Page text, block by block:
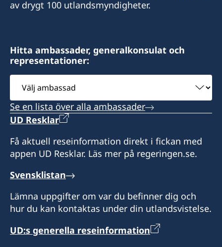
La Rioja 355
Honorärkonsul
Mónica Erasmie
E-post:
Adress:
Gobernador Paz 1569
V9410BBE Ushuaia, Tierra del Fuego
Argentina
Vänligen boka tid via mejl eller whatsapp innan
besök.
Honorärkonsul
av drygt 100 utlandsmyndigheter.
Hitta ambassader, generalkonsulat och
representationer:
Välj
ambassad
Se en lista över alla ambassader
UD Resklar
Få aktuell reseinformation direkt i fickan med
appen UD Resklar. Läs mer på regeringen.se.
Svensklistan
Lämna uppgifter om var du befinner dig och
hur du kan kontaktas under din utlandsvistelse.
UD:s generella reseinformation